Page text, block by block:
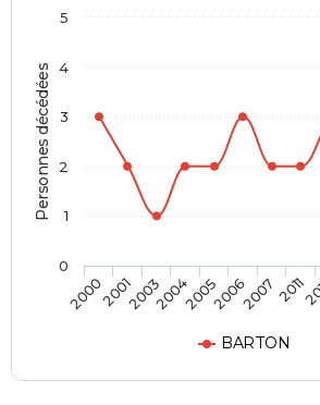
Personnes décédées
BARTON
2000200120032004200520062007 2011
0
1
2
3
4
5